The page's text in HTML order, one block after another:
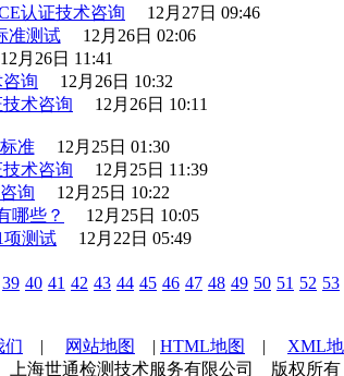
认证技术咨询
12月27日 09:46
准测试
12月26日 02:06
12月26日 11:41
询
12月26日 10:32
术咨询
12月26日 10:11
准
12月25日 01:30
术咨询
12月25日 11:39
询
12月25日 10:22
哪些？
12月25日 10:05
项测试
12月22日 05:49
39 40 41 42 43 44 45 46 47 48 49 50 51 52 53
们 | 网站地图 | HTML地图 | XML
海世通检测技术服务有限公司 版权所